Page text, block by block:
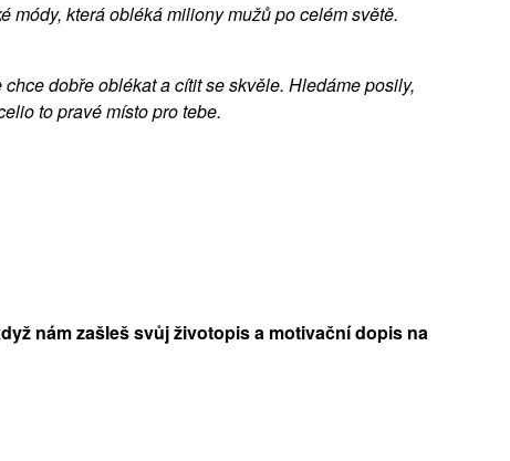
módy, která obléká miliony mužů po celém světě.
dobře oblékat a cítit se skvěle. Hledáme posily,
to pravé místo pro tebe.
nám zašleš svůj životopis a motivační dopis na